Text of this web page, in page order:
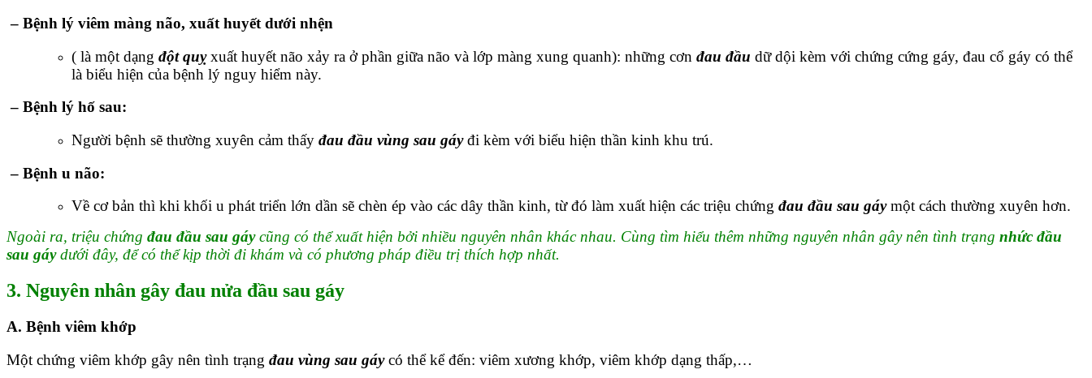
– Bệnh lý viêm màng não, xuất huyết dưới nhện
( là một dạng đột quỵxuất huyết não xảy ra ở phần giữa não và lớp màng xung quanh): những cơn đau đầu dữ dội kèm với chứng cứng gáy, đau cổ gáy có thể
là biểu hiện của bệnh lý nguy hiểm này.
– Bệnh lý hố sau:
Người bệnh sẽ thường xuyên cảm thấy đau đầu vùng sau gáyđi kèm với biểu hiện thần kinh khu trú.
– Bệnh u não:
Về cơ bản thì khi khối u phát triển lớn dần sẽ chèn ép vào các dây thần kinh, từ đó làm xuất hiện các triệu chứng đau đầu sau gáymột cách thường xuyên hơn.
Ngoài ra, triệu chứng đau đầu sau gáycũng có thể xuất hiện bởi nhiều nguyên nhân khác nhau. Cùng tìm hiểu thêm những nguyên nhân gây nên tình trạng nhức đầu
sau gáydưới đây, để có thể kịp thời đi khám và có phương pháp điều trị thích hợp nhất.
3. Nguyên nhân gây đau nửa đầu sau gáy
A. Bệnh viêm khớp
Một chứng viêm khớp gây nên tình trạng đau vùng sau gáycó thể kể đến: viêm xương khớp, viêm khớp dạng thấp,…